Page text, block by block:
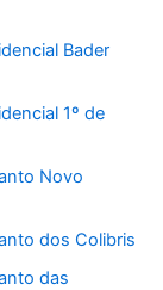
Bader
1º de
Novo
dos Colibris
das